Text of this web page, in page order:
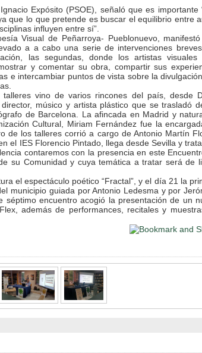
Expósito (PSOE), señaló que es importante
que lo que pretende es buscar el equilibrio entre
influyen entre sí”.
Visual de Peñarroya- Pueblonuevo,
a a cabo una serie de intervenciones
las segundas, donde los artistas
y comentar su obra, compartir sus
e intercambiar puntos de vista sobre la
vino de varios rincones del país, desde
músico y artista plástico que se trasladó
de Barcelona. La afincada en Madrid y
Cultural, Miriam Fernández fue la
de los talleres corrió a cargo de Antonio Martín
el IES Florencio Pintado, llega desde Sevilla y
contaremos con la presencia en este
su Comunidad y cuya temática a tratar será de
el espectáculo poético “Fractal”, y el día 21 la
municipio guiada por Antonio Ledesma y por
séptimo encuentro acogió la presentación de un
además de performances, recitales y